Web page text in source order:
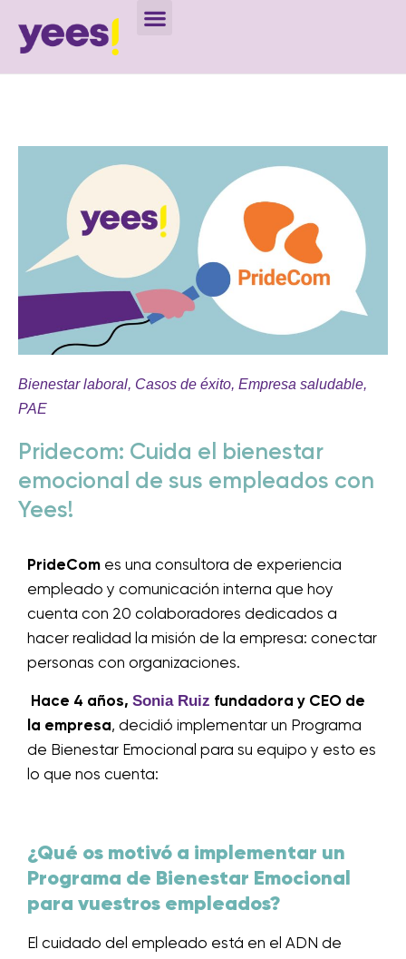
Bienestar laboral, Casos de éxito, Empresa saludable,
PAE
Pridecom: Cuida el bienestar
emocional de sus empleados con
Yees!
PrideCom es una consultora de experiencia
empleado y comunicación interna que hoy
cuenta con 20 colaboradores dedicados a
hacer realidad la misión de la empresa: conectar
personas con organizaciones.
Hace 4 años, Sonia Ruiz fundadora y CEO de
la empresa, decidió implementar un Programa
de Bienestar Emocional para su equipo y esto es
lo que nos cuenta:
¿Qué os motivó a implementar un
Programa de Bienestar Emocional
para vuestros empleados?
El cuidado del empleado está en el ADN de